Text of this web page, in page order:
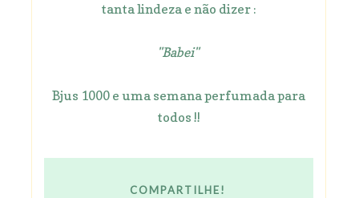
tanta lindeza e não dizer :
"Babei"
Bjus 1000 e uma semana perfumada para
todos !!
COMPARTILHE!